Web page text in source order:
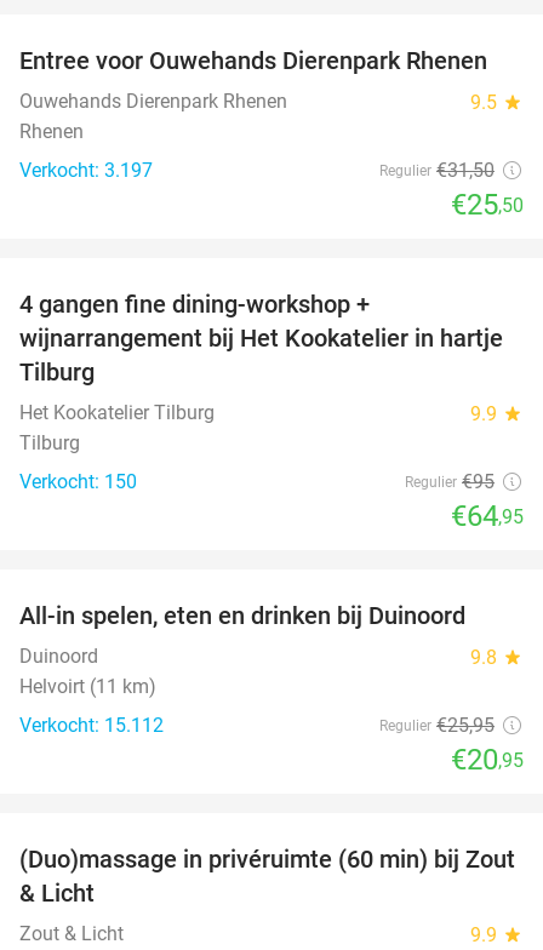
19%
Entree voor Ouwehands Dierenpark Rhenen
Ouwehands Dierenpark Rhenen 9.5 star
Rhenen
Verkocht: 3.197
Regulier €31,50
€25,50
4 gangen fine dining-workshop +
wijnarrangement bij Het Kookatelier in hartje
Tilburg
Het Kookatelier Tilburg 9.9 star
Tilburg
Verkocht: 150
Regulier €95
€64,95
All-in spelen, eten en drinken bij Duinoord
Duinoord 9.8 star
Helvoirt (11 km)
Verkocht: 15.112
Regulier €25,95
€20,95
49%
(Duo)massage in privéruimte (60 min) bij Zout
& Licht
Zout & Licht 9.9 star